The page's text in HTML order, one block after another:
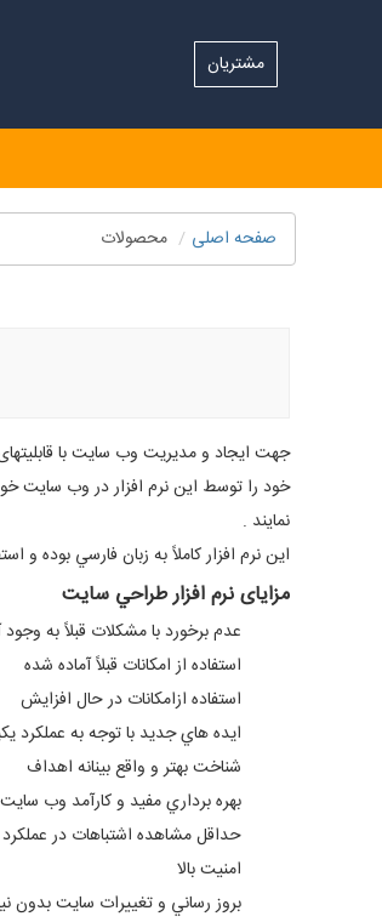
مشتریان
صفحه اصلی محصولات
جهت ايجاد و مديريت وب سايت با
خود را توسط این نرم افزار در وب سایت
نمایند .
اين نرم افزار كاملاً به زبان فارسي بوده و
مزایای نرم افزار طراحي سايت
عدم برخورد با مشكلات قبلاً به وجود
استفاده از امكانات قبلاً آماده شده
استفاده ازامكانات در حال افزايش
ايده هاي جديد با توجه به عملكرد
شناخت بهتر و واقع بينانه اهداف
بهره برداري مفيد و كارآمد وب سايت
حداقل مشاهده اشتباهات در
امنيت بالا
بروز رساني و تغييرات سايت بدون